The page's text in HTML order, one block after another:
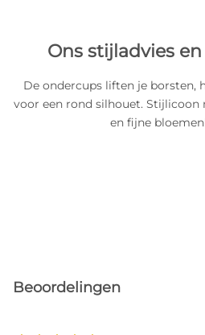
Ons stijladvies
De ondercups liften je borsten,
voor een rond silhouet. Stijlicoon
en fijne
Beoordelingen